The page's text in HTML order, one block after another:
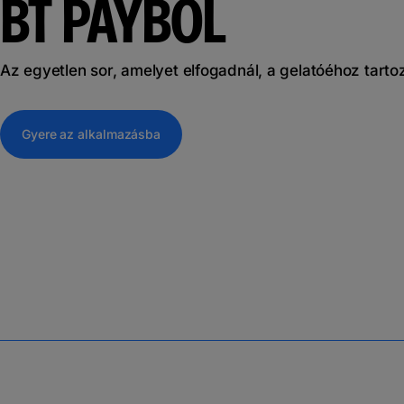
BT PAYBŐL
Az egyetlen sor, amelyet elfogadnál, a gelatóéhoz
Gyere az alkalmazásba